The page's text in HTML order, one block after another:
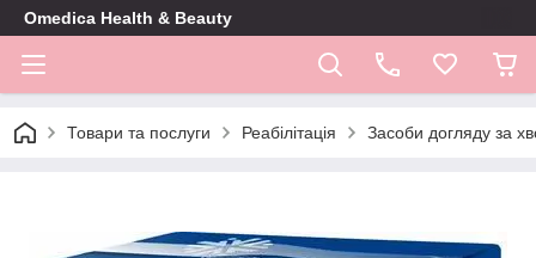
Omedica Health & Beauty
Товари та послуги Реабілітація Засоби догляду за